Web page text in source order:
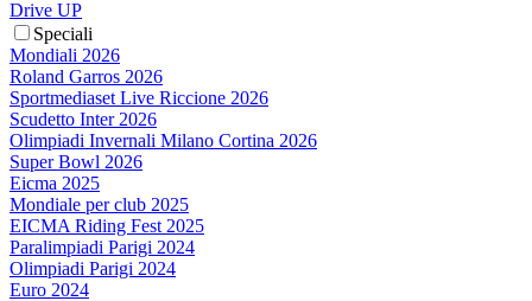
Drive UP
Speciali
Mondiali 2026
Roland Garros 2026
Sportmediaset Live Riccione 2026
Scudetto Inter 2026
Olimpiadi Invernali Milano Cortina 2026
Super Bowl 2026
Eicma 2025
Mondiale per club 2025
EICMA Riding Fest 2025
Paralimpiadi Parigi 2024
Olimpiadi Parigi 2024
Euro 2024